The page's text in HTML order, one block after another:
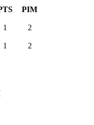
PIM
1 2
1 2